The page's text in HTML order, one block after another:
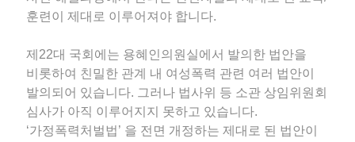
훈련이 제대로 이루어져야 합니다.
제22대 국회에는 용혜인의원실에서 발의한 법안을
비롯하여 친밀한 관계 내 여성폭력 관련 여러 법안이
발의되어 있습니다. 그러나 법사위 등 소관 상임위원회
심사가 아직 이루어지지 못하고 있습니다.
‘가정폭력처벌법’ 을 전면 개정하는 제대로 된 법안이